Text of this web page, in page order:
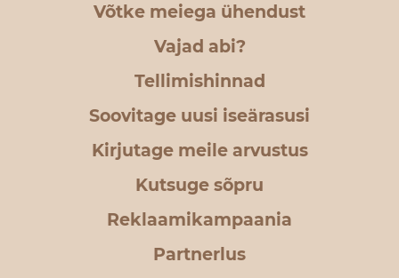
Võtke meiega ühendust
Vajad abi?
Tellimishinnad
Soovitage uusi iseärasusi
Kirjutage meile arvustus
Kutsuge sõpru
Reklaamikampaania
Partnerlus